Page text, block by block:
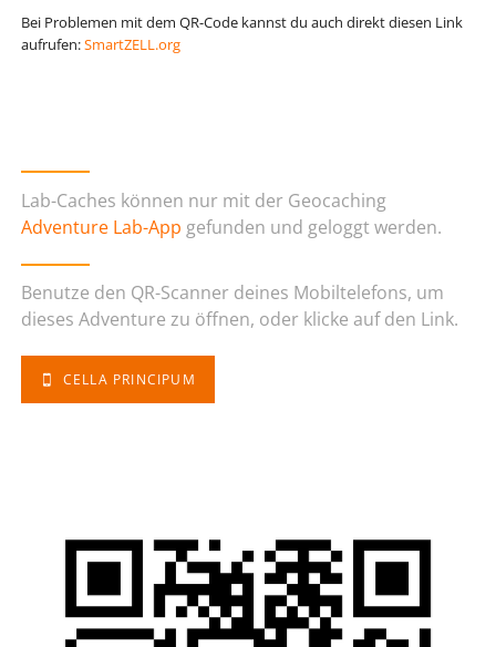
Bei Problemen mit dem QR-Code kannst du auch direkt diesen Link
aufrufen:SmartZELL.org
Lab-Caches können nur mit der Geocaching
Adventure Lab-App gefunden und geloggt werden.
Benutze den QR-Scanner deines Mobiltelefons, um
dieses Adventure zu öffnen, oder klicke auf den Link.
CELLA PRINCIPUM